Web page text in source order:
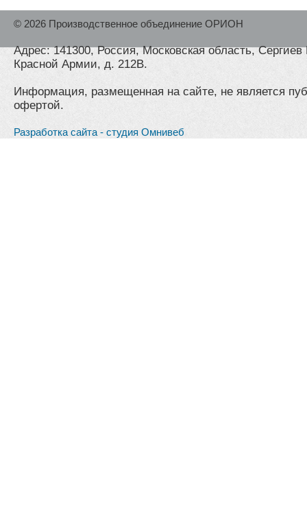
© 2026 Производственное объединение ОРИОН
Адрес: 141300, Россия, Московская область,
Красной Армии, д. 212В.
Информация, размещенная на сайте, не является
офертой.
Разработка сайта - студия Омнивеб